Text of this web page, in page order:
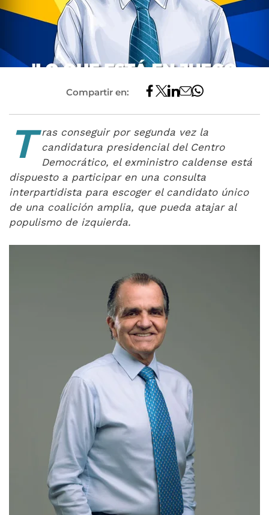
Compartir en:
T ras conseguir por segunda vez la
candidatura presidencial del Centro
Democrático, el exministro caldense está
dispuesto a participar en una consulta
interpartidista para escoger el candidato único
de una coalición amplia, que pueda atajar al
populismo de izquierda.